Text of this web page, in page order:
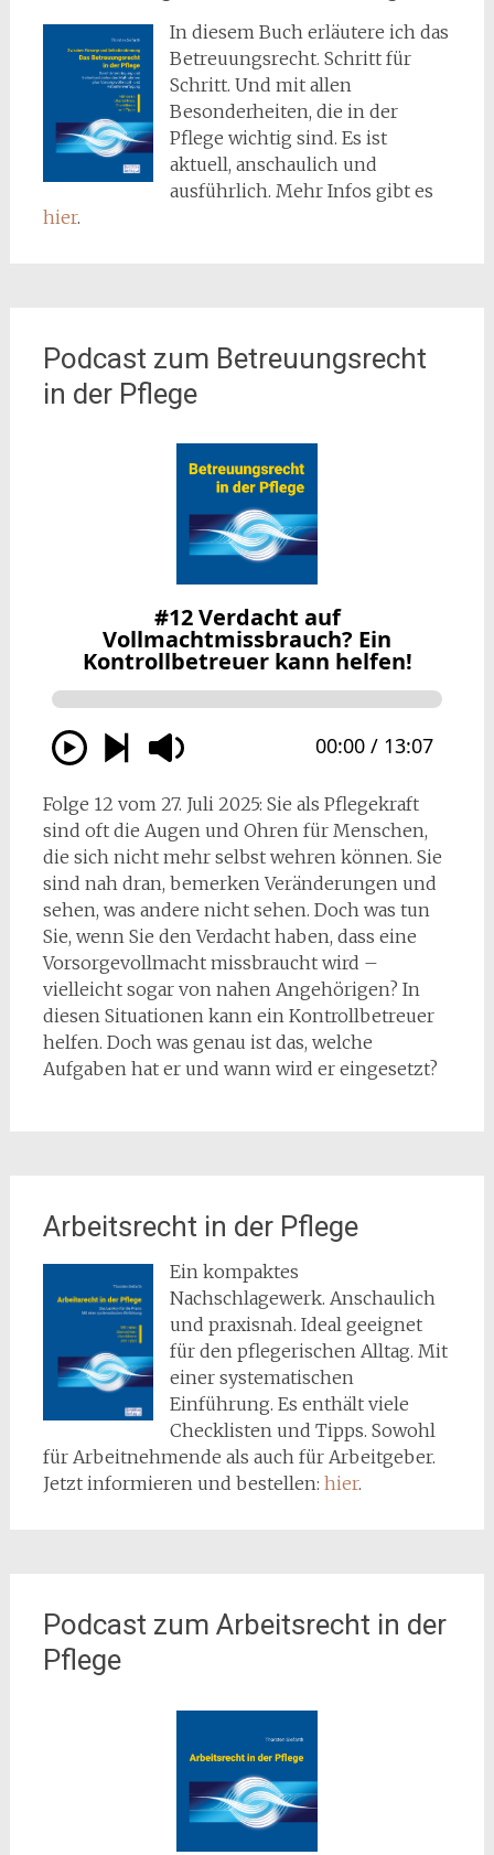
In diesem Buch erläutere ich das
Betreuungsrecht. Schritt für
Schritt. Und mit allen
Besonderheiten, die in der
Pflege wichtig sind. Es ist
aktuell, anschaulich und
ausführlich. Mehr Infos gibt es
hier.
Podcast zum Betreuungsrecht
in der Pflege
Folge 12 vom 27. Juli 2025: Sie als Pflegekraft
sind oft die Augen und Ohren für Menschen,
die sich nicht mehr selbst wehren können. Sie
sind nah dran, bemerken Veränderungen und
sehen, was andere nicht sehen. Doch was tun
Sie, wenn Sie den Verdacht haben, dass eine
Vorsorgevollmacht missbraucht wird –
vielleicht sogar von nahen Angehörigen? In
diesen Situationen kann ein Kontrollbetreuer
helfen. Doch was genau ist das, welche
Aufgaben hat er und wann wird er eingesetzt?
Arbeitsrecht in der Pflege
Ein kompaktes
Nachschlagewerk. Anschaulich
und praxisnah. Ideal geeignet
für den pflegerischen Alltag. Mit
einer systematischen
Einführung. Es enthält viele
Checklisten und Tipps. Sowohl
für Arbeitnehmende als auch für Arbeitgeber.
Jetzt informieren und bestellen: hier.
Podcast zum Arbeitsrecht in der
Pflege